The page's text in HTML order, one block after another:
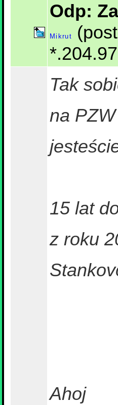
Odp:
Mikrut
Tak
na
15 lat
z roku
Ahoj